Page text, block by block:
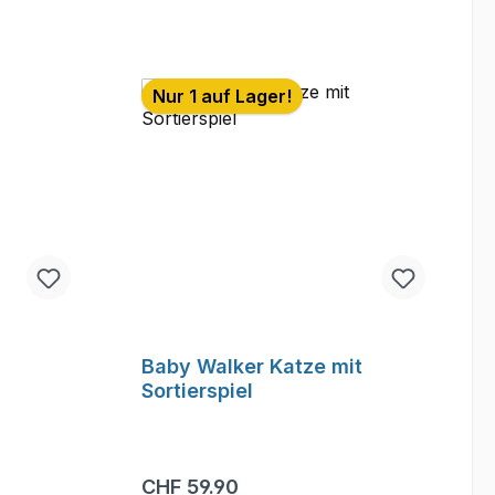
Nur 1 auf Lager!
Baby Walker Katze mit
Sortierspiel
Regulärer Preis:
CHF 59.90